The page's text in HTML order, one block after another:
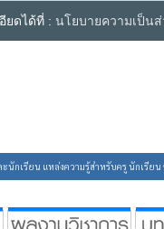
ยดได้ที่ : นโยบายความเป็น
นักเรียน แหล่งความรู้สำหรับครู นักเรีย